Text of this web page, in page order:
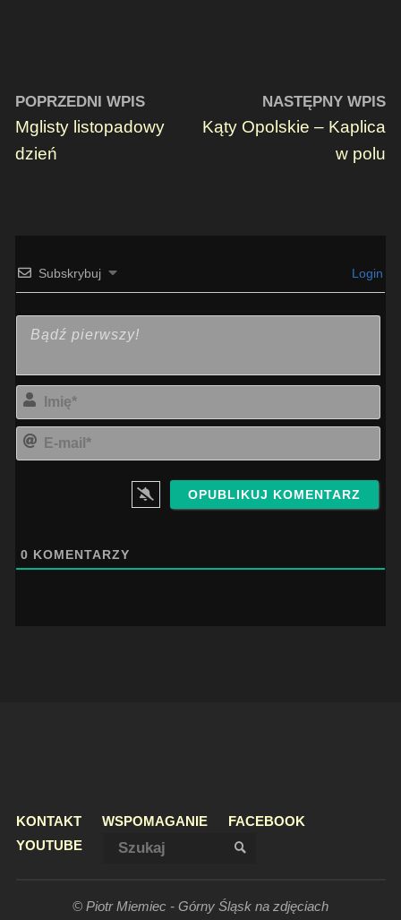
POPRZEDNI WPIS
Mglisty listopadowy
dzień
NASTĘPNY WPIS
Kąty Opolskie – Kaplica
w polu
Subskrybuj Login
0 KOMENTARZY
KONTAKT WSPOMAGANIE
FACEBOOK
YOUTUBE
SZUKAJ
© Piotr Miemiec - Górny Śląsk na zdjęciach